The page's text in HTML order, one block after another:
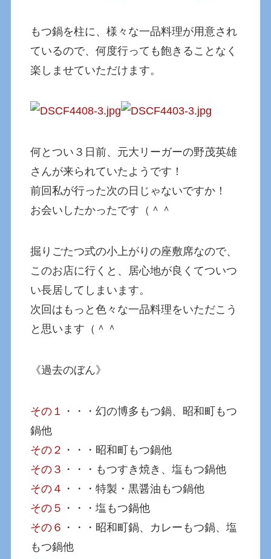
もつ鍋を柱に、様々な一品料理が用意され
ているので、何度行っても飽きることなく
楽しませていただけます。
何とつい３日前、元大リーガーの野茂英雄
さんが来られていたようです！
前回私が行った次の日じゃないですか！
お会いしたかったです（＾＾
掘りごたつ式の小上がりの座敷席なので、
このお店に行くと、居心地が良くてついつ
い長居してしまいます。
次回はもっと色々な一品料理をいただこう
と思います（＾＾
《過去のぼん》
その１ ・・・幻の博多もつ鍋、昭和町もつ
鍋他
その２ ・・・昭和町もつ鍋他
その３ ・・・もつすき焼き、塩もつ鍋他
その４ ・・・特製・黒醤油もつ鍋他
その５ ・・・塩もつ鍋他
その６ ・・・昭和町鍋、カレーもつ鍋、塩
もつ鍋他